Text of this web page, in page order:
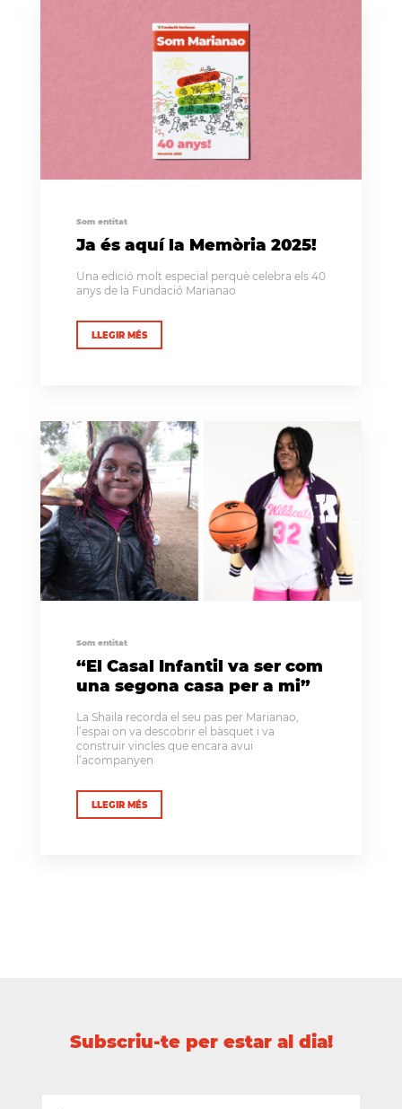
Som entitat
Ja és aquí la Memòria 2025!
Una edició molt especial perquè celebra els 40
anys de la Fundació Marianao
LLEGIR MÉS
Som entitat
“El Casal Infantil va ser com
una segona casa per a mi”
La Shaila recorda el seu pas per Marianao,
l’espai on va descobrir el bàsquet i va
construir vincles que encara avui
l’acompanyen
LLEGIR MÉS
Subscriu-te per estar al dia!